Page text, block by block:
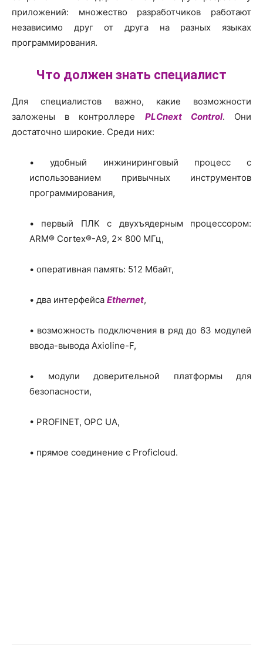
приложений: множество разработчиков работают
независимо друг от друга на разных языках
программирования.
Что должен знать специалист
Для специалистов важно, какие возможности
заложены в контроллере PLCnext Control. Они
достаточно широкие. Среди них:
• удобный инжиниринговый процесс с
использованием привычных инструментов
программирования,
• первый ПЛК с двухъядерным процессором:
ARM® Cortex®-A9, 2x 800 МГц,
• оперативная память: 512 Мбайт,
• два интерфейса Ethernet,
• возможность подключения в ряд до 63 модулей
ввода-вывода Axioline-F,
• модули доверительной платформы для
безопасности,
• PROFINET, OPC UA,
• прямое соединение с Proficloud.